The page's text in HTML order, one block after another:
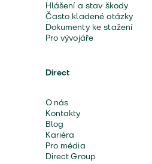
Hlášení a stav škody
Často kladené otázky
Dokumenty ke stažení
Pro vývojáře
Direct
O nás
Kontakty
Blog
Kariéra
Pro média
Direct Group